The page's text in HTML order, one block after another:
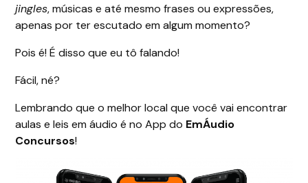
jingles, músicas e até mesmo frases ou expressões,
apenas por ter escutado em algum momento?
Pois é! É disso que eu tô falando!
Fácil, né?
Lembrando que o melhor local que você vai encontrar
aulas e leis em áudio é no App do EmÁudio
Concursos!